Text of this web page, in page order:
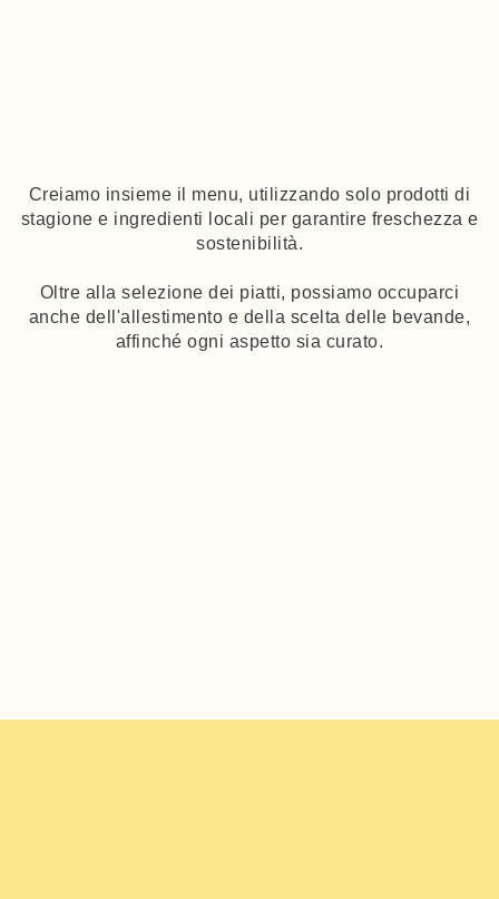
Creiamo insieme il menu, utilizzando solo prodotti di
stagione e ingredienti locali per garantire freschezza e
sostenibilità.
Oltre alla selezione dei piatti, possiamo occuparci
anche dell'allestimento e della scelta delle bevande,
affinché ogni aspetto sia curato.